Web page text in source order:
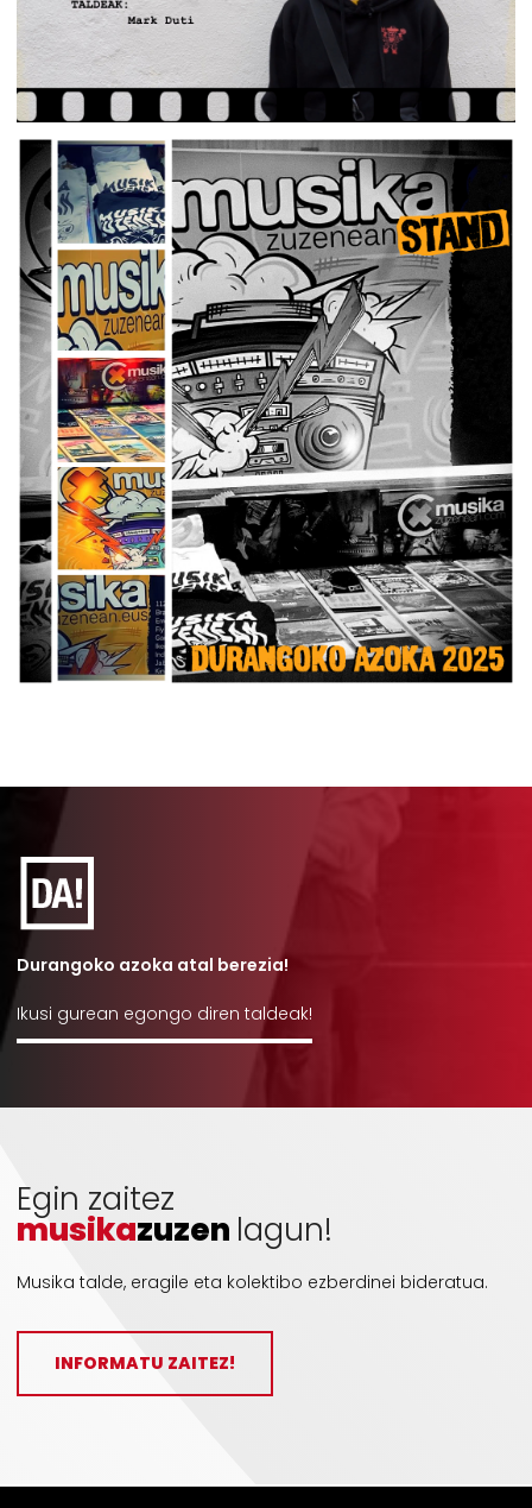
Durangoko azoka atal berezia!
Ikusi gurean egongo diren taldeak!
Egin zaitez
musikazuzen lagun!
Musika talde, eragile eta kolektibo ezberdinei bideratua.
INFORMATU ZAITEZ!